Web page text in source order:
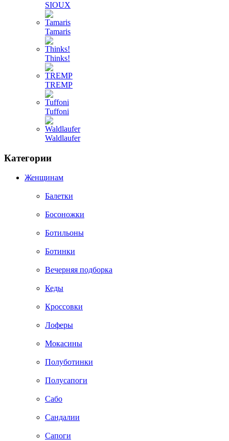
SIOUX
Tamaris
Thinks!
TREMP
Tuffoni
Waldlaufer
Категории
Женщинам
Балетки
Босоножки
Ботильоны
Ботинки
Вечерняя подборка
Кеды
Кроссовки
Лоферы
Мокасины
Полуботинки
Полусапоги
Сабо
Сандалии
Сапоги